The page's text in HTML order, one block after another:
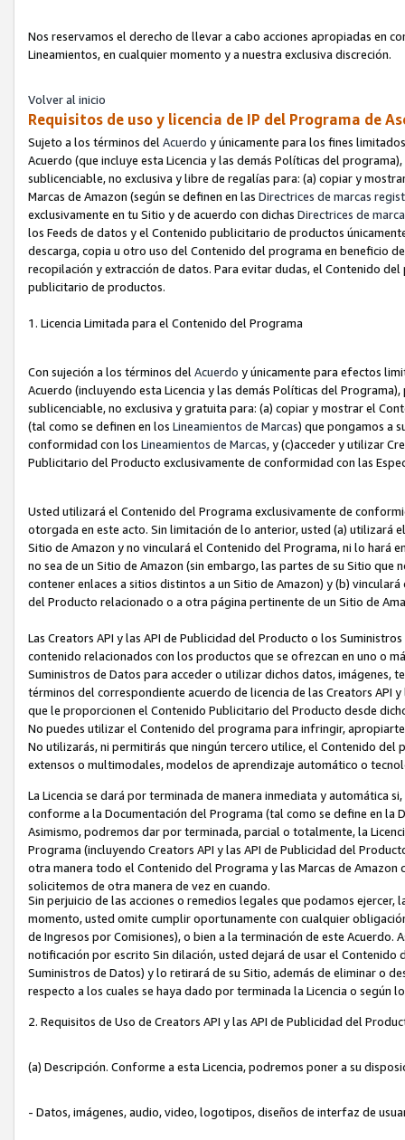
Nos reservamos el derecho de llevar a cabo acciones apropiadas en
Lineamientos, en cualquier momento y a nuestra exclusiva discreción.
Volver al inicio
Requisitos de uso y licencia de IP del Programa de
Sujeto a los términos del Acuerdo y únicamente para los fines
Acuerdo (que incluye esta Licencia y las demás Políticas del
sublicenciable, no exclusiva y libre de regalías para: (a) copiar y
Marcas de Amazon (según se definen en las Directrices de marcas
exclusivamente en tu Sitio y de acuerdo con dichas Directrices de
los Feeds de datos y el Contenido publicitario de productos
descarga, copia u otro uso del Contenido del programa en beneficio
recopilación y extracción de datos. Para evitar dudas, el Contenido
publicitario de productos.
1. Licencia Limitada para el Contenido del Programa
Con sujeción a los términos del Acuerdo y únicamente para efectos
Acuerdo (incluyendo esta Licencia y las demás Políticas del
sublicenciable, no exclusiva y gratuita para: (a) copiar y mostrar el
(tal como se definen en los Lineamientos de Marcas) que pongamos a
conformidad con los Lineamientos de Marcas, y (c)acceder y utilizar
Publicitario del Producto exclusivamente de conformidad con las
Usted utilizará el Contenido del Programa exclusivamente de
otorgada en este acto. Sin limitación de lo anterior, usted (a) utilizará
Sitio de Amazon y no vinculará el Contenido del Programa, ni lo hará
no sea de un Sitio de Amazon (sin embargo, las partes de su Sitio
contener enlaces a sitios distintos a un Sitio de Amazon) y (b)
del Producto relacionado o a otra página pertinente de un Sitio de
Las Creators API y las API de Publicidad del Producto o los
contenido relacionados con los productos que se ofrezcan en uno o
Suministros de Datos para acceder o utilizar dichos datos,
términos del correspondiente acuerdo de licencia de las Creators API
que le proporcionen el Contenido Publicitario del Producto desde
No puedes utilizar el Contenido del programa para infringir,
No utilizarás, ni permitirás que ningún tercero utilice, el Contenido
extensos o multimodales, modelos de aprendizaje automático o
La Licencia se dará por terminada de manera inmediata y automática
conforme a la Documentación del Programa (tal como se define en la
Asimismo, podremos dar por terminada, parcial o totalmente, la
Programa (incluyendo Creators API y las API de Publicidad del
otra manera todo el Contenido del Programa y las Marcas de
solicitemos de otra manera de vez en cuando.
Sin perjuicio de las acciones o remedios legales que podamos
momento, usted omite cumplir oportunamente con cualquier
de Ingresos por Comisiones), o bien a la terminación de este
notificación por escrito Sin dilación, usted dejará de usar el
Suministros de Datos) y lo retirará de su Sitio, además de eliminar o
respecto a los cuales se haya dado por terminada la Licencia o según
2. Requisitos de Uso de Creators API y las API de Publicidad del
(a) Descripción. Conforme a esta Licencia, podremos poner a su
- Datos, imágenes, audio, video, logotipos, diseños de interfaz de